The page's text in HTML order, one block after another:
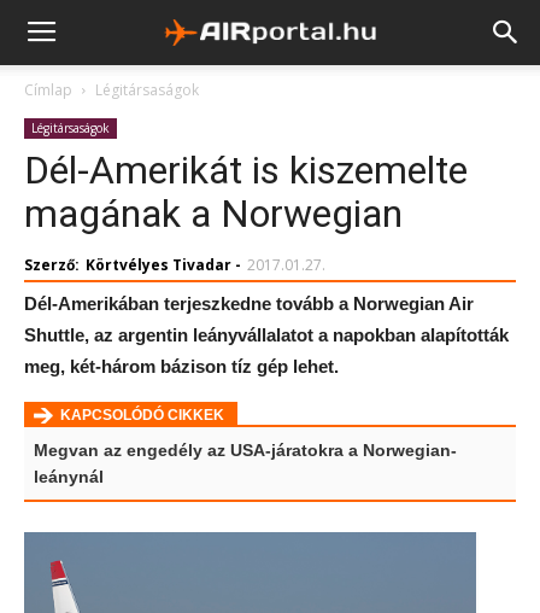
Címlap Légitársaságok
Légitársaságok
Dél-Amerikát is kiszemelte
magának a Norwegian
Szerző: Körtvélyes Tivadar - 2017.01.27.
Dél-Amerikában terjeszkedne tovább a Norwegian Air
Shuttle, az argentin leányvállalatot a napokban alapították
meg, két-három bázison tíz gép lehet.
KAPCSOLÓDÓ CIKKEK
Megvan az engedély az USA-járatokra a Norwegian-
leánynál